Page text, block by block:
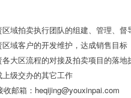
区域拍卖执行团队的组建、管理、督
区域客户的开发维护，达成销售目标
各大区流程的对接及拍卖项目的落地
上级交办的其它工作
收邮箱：heqijing@youxinpai.com